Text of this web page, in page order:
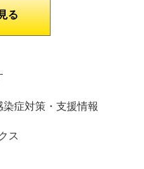
る
症対策・支援情報
ス